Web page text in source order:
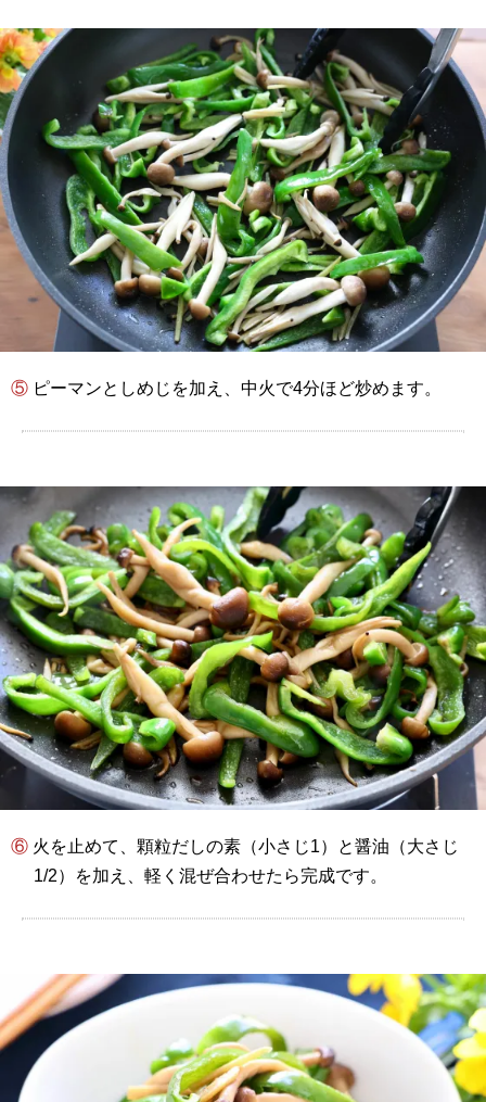
⑤ ピーマンとしめじを加え、中火で4分ほど炒めます。
⑥ 火を止めて、顆粒だしの素（小さじ1）と醤油（大さじ
1/2）を加え、軽く混ぜ合わせたら完成です。